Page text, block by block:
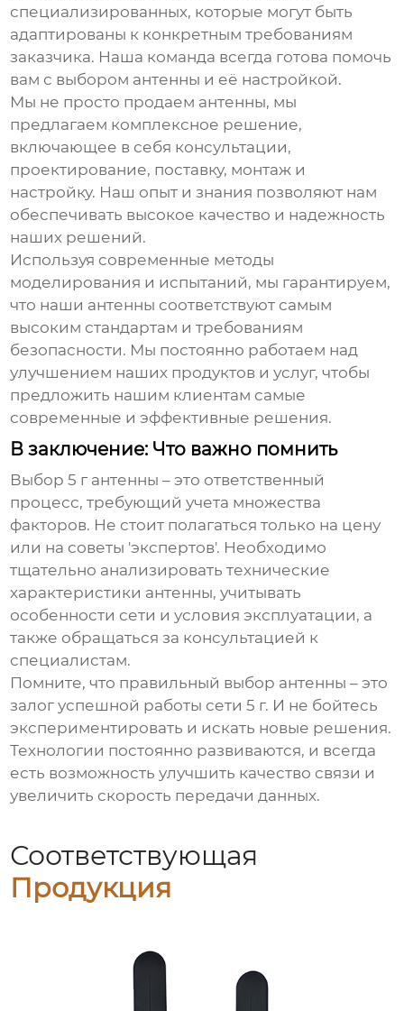
специализированных, которые могут быть
адаптированы к конкретным требованиям
заказчика. Наша команда всегда готова помочь
вам с выбором антенны и её настройкой.
Мы не просто продаем антенны, мы
предлагаем комплексное решение,
включающее в себя консультации,
проектирование, поставку, монтаж и
настройку. Наш опыт и знания позволяют нам
обеспечивать высокое качество и надежность
наших решений.
Используя современные методы
моделирования и испытаний, мы гарантируем,
что наши антенны соответствуют самым
высоким стандартам и требованиям
безопасности. Мы постоянно работаем над
улучшением наших продуктов и услуг, чтобы
предложить нашим клиентам самые
современные и эффективные решения.
В заключение: Что важно помнить
Выбор5 г антенны – это ответственный
процесс, требующий учета множества
факторов. Не стоит полагаться только на цену
или на советы 'экспертов'. Необходимо
тщательно анализировать технические
характеристики антенны, учитывать
особенности сети и условия эксплуатации, а
также обращаться за консультацией к
специалистам.
Помните, что правильный выбор антенны – это
залог успешной работы сети5 г. И не бойтесь
экспериментировать и искать новые решения.
Технологии постоянно развиваются, и всегда
есть возможность улучшить качество связи и
увеличить скорость передачи данных.
Соответствующая
Продукция